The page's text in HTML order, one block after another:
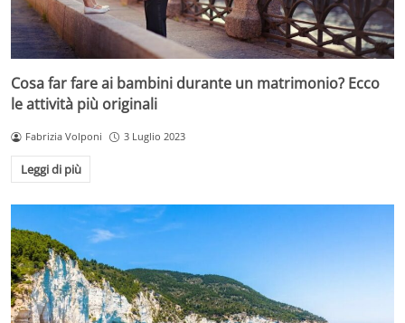
Cosa far fare ai bambini durante un matrimonio? Ecco
le attività più originali
Fabrizia Volponi 3 Luglio 2023
Leggi di più